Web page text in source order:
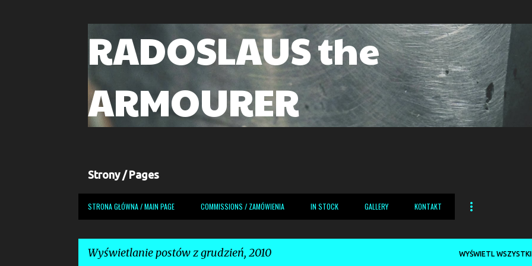
RADOSLAUS the
ARMOURER
Strony / Pages
STRONA GŁÓWNA / MAIN PAGE COMMISSIONS / ZAMÓWIENIA IN STOCK GALLERY KONTAKT
Wyświetlanie postów z grudzień, 2010 WYŚWIETL